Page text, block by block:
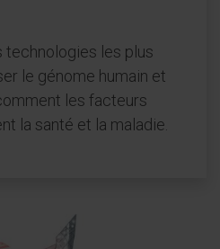
technologies les plus
le génome humain et
les facteurs
la santé et la maladie.